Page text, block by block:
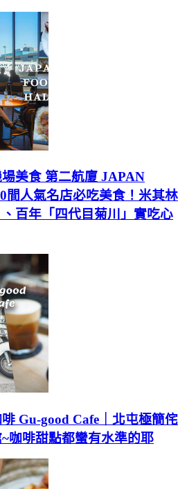
場美食 第二航廈 JAPAN
人氣名店必吃美食！米其林
百年「四代目菊川」實吃心
啡 Gu-good Cafe｜北屯極簡侘
咖啡甜點都蠻有水準的耶